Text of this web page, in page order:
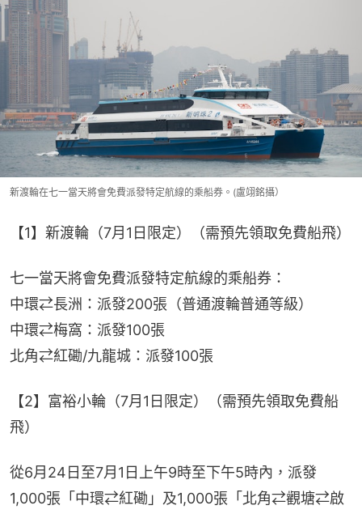
新渡輪在七一當天將會免費派發特定航線的乘船券。(盧翊銘攝）
【1】新渡輪（7月1日限定）（需預先領取免費船飛）
七一當天將會免費派發特定航線的乘船券：
中環⇄長洲：派發200張（普通渡輪普通等級）
中環⇄梅窩：派發100張
北角⇄紅磡/九龍城：派發100張
【2】富裕小輪（7月1日限定）（需預先領取免費船
飛）
從6月24日至7月1日上午9時至下午5時內，派發
1,000張「中環⇄紅磡」及1,000張「北角⇄觀塘⇄啟